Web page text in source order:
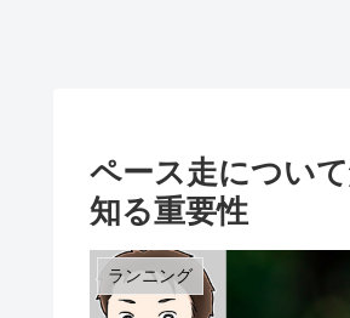
ペース走につい
知る重要性
ランニング